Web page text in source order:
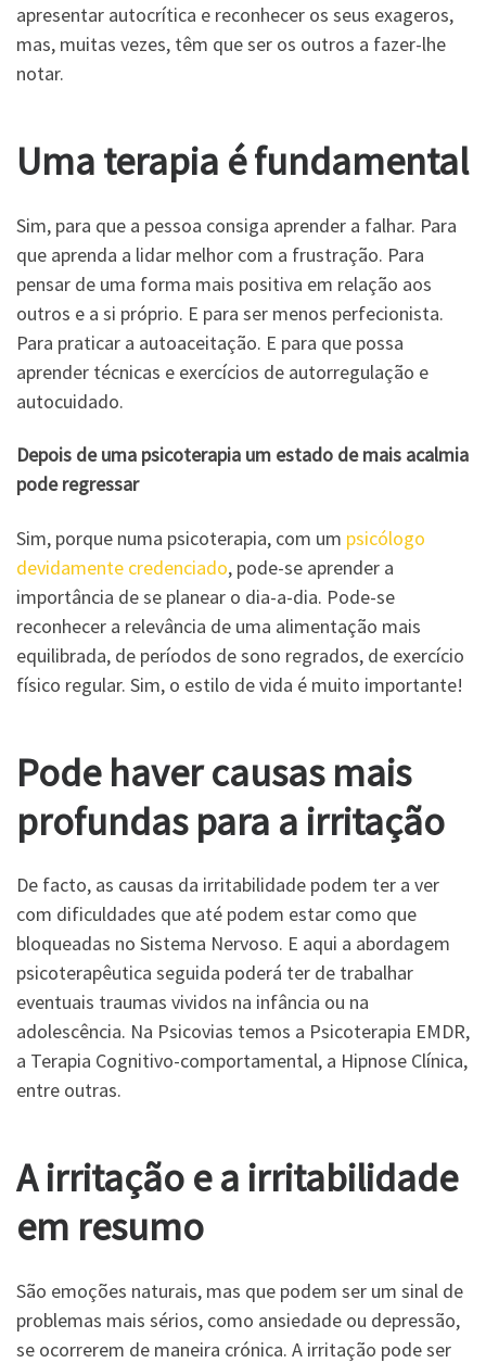
apresentar autocrítica e reconhecer os seus exageros,
mas, muitas vezes, têm que ser os outros a fazer-lhe
notar.
Uma terapia é fundamental
Sim, para que a pessoa consiga aprender a falhar. Para
que aprenda a lidar melhor com a frustração. Para
pensar de uma forma mais positiva em relação aos
outros e a si próprio. E para ser menos perfecionista.
Para praticar a autoaceitação. E para que possa
aprender técnicas e exercícios de autorregulação e
autocuidado.
Depois de uma psicoterapia um estado de mais acalmia
pode regressar
Sim, porque numa psicoterapia, com um psicólogo
devidamente credenciado, pode-se aprender a
importância de se planear o dia-a-dia. Pode-se
reconhecer a relevância de uma alimentação mais
equilibrada, de períodos de sono regrados, de exercício
físico regular. Sim, o estilo de vida é muito importante!
Pode haver causas mais
profundaspara a irritação
De facto, as causas da irritabilidade podem ter a ver
com dificuldades que até podem estar como que
bloqueadas no Sistema Nervoso. E aqui a abordagem
psicoterapêutica seguida poderá ter de trabalhar
eventuais traumas vividos na infância ou na
adolescência. Na Psicovias temos a Psicoterapia EMDR,
a Terapia Cognitivo-comportamental, a Hipnose Clínica,
entre outras.
A irritação e a irritabilidade
em resumo
São emoções naturais, mas que podem ser um sinal de
problemas mais sérios, como ansiedade ou depressão,
se ocorrerem de maneira crónica. A irritação pode ser